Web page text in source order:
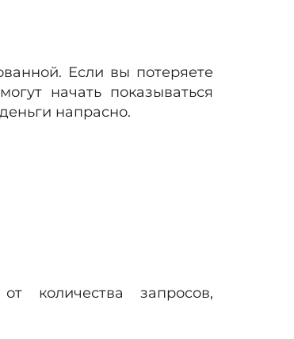
Если вы потеряете
начать показываться
напрасно.
количества запросов,